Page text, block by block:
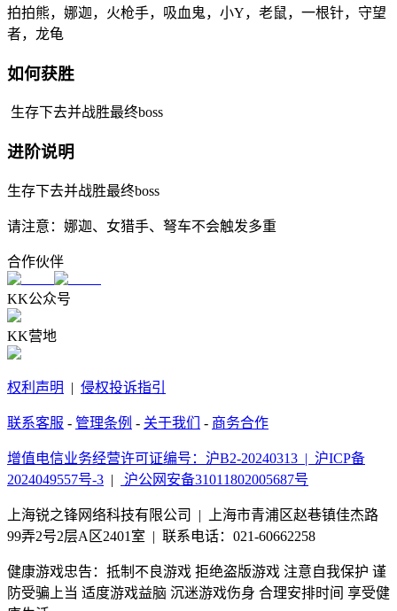
拍拍熊，娜迦，火枪手，吸血鬼，小Y，老鼠，一根针，守望
者，龙龟
如何获胜
生存下去并战胜最终boss
进阶说明
生存下去并战胜最终boss
请注意：娜迦、女猎手、弩车不会触发多重
合作伙伴
KK公众号
KK营地
权利声明 | 侵权投诉指引
联系客服 - 管理条例 - 关于我们 - 商务合作
增值电信业务经营许可证编号：沪B2-20240313 | 沪ICP备
2024049557号-3 | 沪公网安备31011802005687号
上海锐之锋网络科技有限公司 | 上海市青浦区赵巷镇佳杰路
99弄2号2层A区2401室 | 联系电话：021-60662258
健康游戏忠告：抵制不良游戏 拒绝盗版游戏 注意自我保护 谨
防受骗上当 适度游戏益脑 沉迷游戏伤身 合理安排时间 享受健